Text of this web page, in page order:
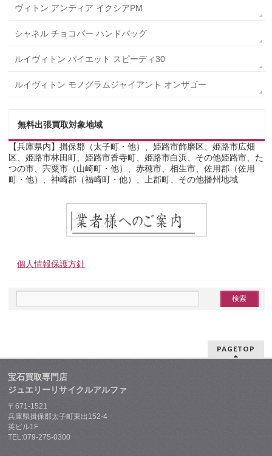
ヴィトン アンティア イクシアPM
シャネル チョコバー ハンドバッグ
ルイヴィトン パイエット スピーディ30
ルイヴィトン モノグラムジャイアント オンザゴー
無料出張買取対象地域
【兵庫県内】揖保郡（太子町・他）、姫路市飾磨区、姫路市広畑
区、姫路市林田町、姫路市香寺町、姫路市白浜、その他姫路市、た
つの市、宍粟市（山崎町・他）、赤穂市、相生市、佐用郡（佐用
町・他）、神崎郡（福崎町・他）、上郡町、その他播州地域
個人情報保護方針
PAGETOP
宝石買取専門店
ジュエリーリサイクルアルファ
〒671-1521
兵庫県揖保郡太子町東出152-4
英ビル1F
TEL:079-275-0300